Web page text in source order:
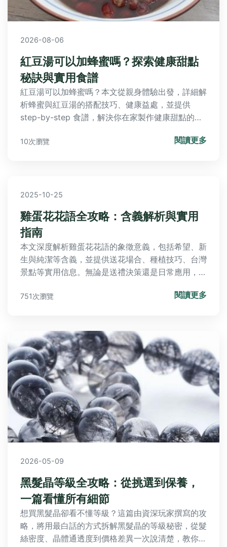
2026-08-06
紅豆湯可以加蜂蜜嗎？探索健康甜點
秘訣與實用食譜
紅豆湯可以加蜂蜜嗎？本文從親身體驗出發，詳細解
析蜂蜜與紅豆湯的搭配技巧、健康益處，並提供
step-by-step 食譜，解決你在家製作健康甜點的所
10次瀏覽 閱讀更多
2025-10-25
雞蛋花花語全攻略：含義解析與實用
指南
本文深度解析雞蛋花花語的象徵意義，包括希望、新
生與純潔等含義，並提供送花場合、種植技巧、台灣
景點等實用信息。無論是送禮決策還是日常應用，都
用價值。
751次瀏覽 閱讀更多
2026-05-09
黑髮晶等級全攻略：從挑選到保養，
一篇看懂所有細節
想買黑髮晶卻看不懂等級？這篇由資深玩家撰寫的攻
略，將用最白話的方式拆解黑髮晶的等級秘密，從髮
絲密度、晶體通透度到價格差異一次說清楚，教你如